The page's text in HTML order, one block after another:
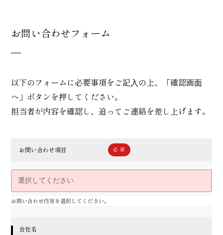
お問い合わせフォーム
以下のフォームに必要事項をご記⼊の上、「確認画⾯
へ」ボタンを押してください。
担当者が内容を確認し、追ってご連絡を差し上げます。
お問い合わせ項目
お問い合わせ内容を選択してください。
会社名